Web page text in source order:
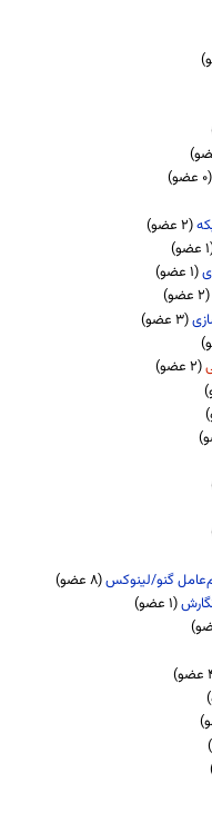
‎‏ (۲ عضو)
‎‏ (۱ عضو)
‎‏ (۳ عضو)
‎‏ (۲ عضو)
گنو/لینوکس
‎‏ (۸ عضو)
‎‏ (۱ عضو)